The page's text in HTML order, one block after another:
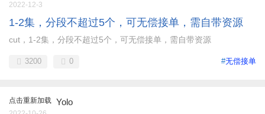
2022-12-3
1-2集，分段不超过5个，可无偿接单，需自带资源
cut，1-2集，分段不超过5个，可无偿接单，需自带资源
#无偿接单
3200 0
点击重新加载 Yolo